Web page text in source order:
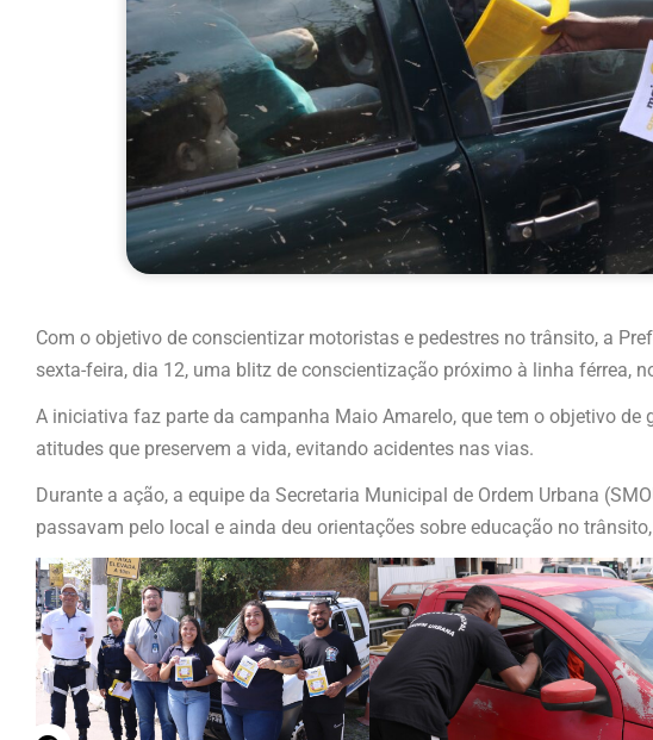
Com o objetivo de conscientizar motoristas e pedestres no trânsito, a
sexta-feira, dia 12, uma blitz de conscientização próximo à linha férrea,
A iniciativa faz parte da campanha Maio Amarelo, que tem o objetivo de
atitudes que preservem a vida, evitando acidentes nas vias.
Durante a ação, a equipe da Secretaria Municipal de Ordem Urbana
passavam pelo local e ainda deu orientações sobre educação no